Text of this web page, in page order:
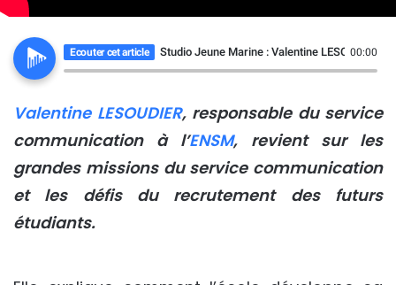
Ecouter cet article Studio Jeune Marine : Valentine LESOUDIER,
00:00
Valentine LESOUDIER, responsable du service
communication à l’ENSM, revient sur les
grandes missions du service communication
et les défis du recrutement des futurs
étudiants.